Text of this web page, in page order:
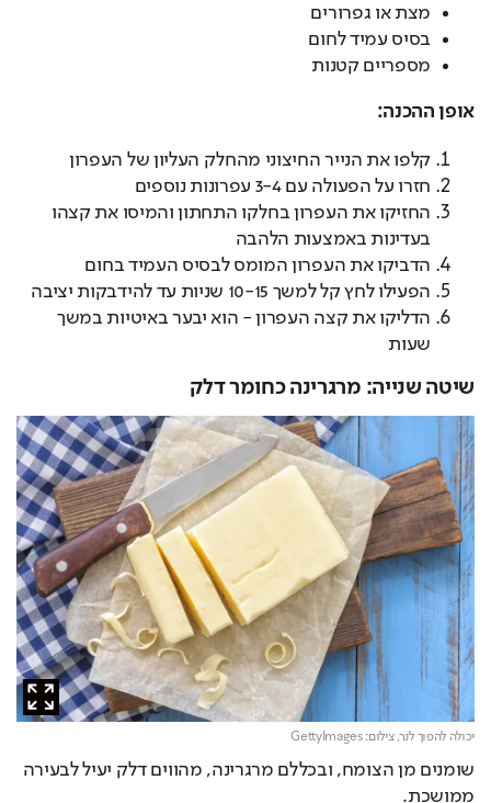
מצת או גפרורים
בסיס עמיד לחום
מספריים קטנות
אופן ההכנה:
קלפו את הנייר החיצוני מהחלק העליון של העפרון
חזרו על הפעולה עם 3-4 עפרונות נוספים
החזיקו את העפרון בחלקו התחתון והמיסו את קצהו
בעדינות באמצעות הלהבה
הדביקו את העפרון המומס לבסיס העמיד בחום
הפעילו לחץ קל למשך 10-15 שניות עד להידבקות יציבה
הדליקו את קצה העפרון - הוא יבער באיטיות במשך
שעות
שיטה שנייה: מרגרינה כחומר דלק
יכולה להפוך לנר,צילום: GettyImages
ממושכת.